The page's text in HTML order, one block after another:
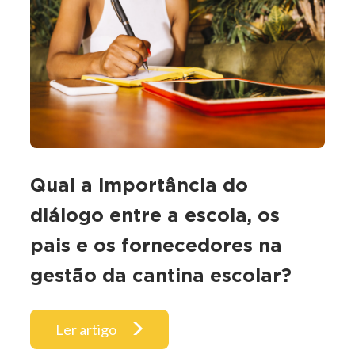
Qual a importância do
diálogo entre a escola, os
pais e os fornecedores na
gestão da cantina escolar?
Ler artigo